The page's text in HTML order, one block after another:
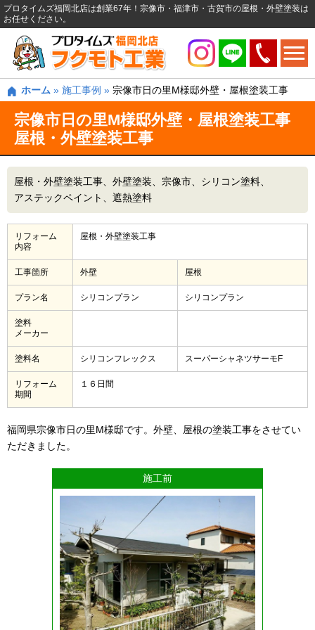
プロタイムズ福岡北店は創業67年！宗像市・福津市・古賀市の屋根・外壁塗装は
お任せください。
ホーム » 施工事例 » 宗像市日の里M様邸外壁・屋根塗装工事
宗像市日の里M様邸外壁・屋根塗装工事
屋根・外壁塗装工事
屋根・外壁塗装工事 外壁塗装 宗像市
シリコン塗料
アステックペイント
遮熱塗料
リフォーム
内容
屋根・外壁塗装工事
工事箇所 外壁 屋根
プラン名 シリコンプラン シリコンプラン
塗料
メーカー
塗料名 シリコンフレックス スーパーシャネツサーモF
リフォーム
期間
１６日間
福岡県宗像市日の里M様邸です。外壁、屋根の塗装工事をさせてい
ただきました。
施工前